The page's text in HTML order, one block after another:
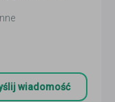
wiadomość